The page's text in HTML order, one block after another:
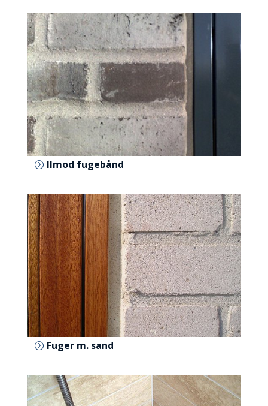
Ilmod fugebånd
Fuger m. sand